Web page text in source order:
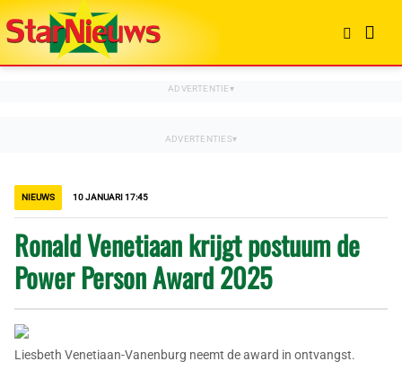
NIEUWS 10 JANUARI 17:45
Ronald Venetiaan krijgt postuum de
Power Person Award 2025
Liesbeth Venetiaan-Vanenburg neemt de award in ontvangst.